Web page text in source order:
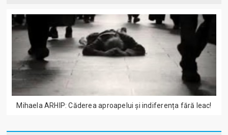
Mihaela ARHIP: Căderea aproapelui și indiferența fără leac!